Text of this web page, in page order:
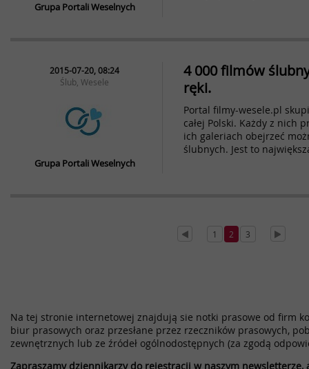
Grupa Portali Weselnych
2015-07-20, 08:24
Ślub, Wesele
Grupa Portali Weselnych
4 000 filmów
ręki.
Portal filmy-wesele.pl
całej Polski. Każdy z nich
ich galeriach obejrzeć
ślubnych. Jest to
1 2 3
Na tej stronie internetowej znajdują sie notki prasowe od firm
biur prasowych oraz przesłane przez rzeczników prasowych,
zewnętrznych lub ze źródeł ogólnodostępnych (za zgodą
Zapraszamy dziennikarzy do rejestracji w naszym